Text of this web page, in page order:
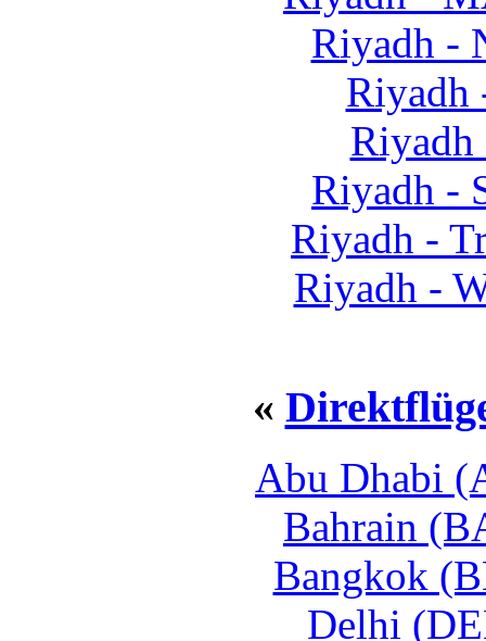
Riyadh -
Riyadh
Riyadh
Riyadh -
Riyadh -
Riyadh -
«
Abu Dhabi
Bahrain
Bangkok
Delhi